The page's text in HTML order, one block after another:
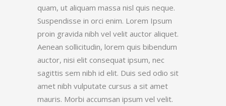
quam, ut aliquam massa nisl quis neque.
Suspendisse in orci enim. Lorem Ipsum
proin gravida nibh vel velit auctor aliquet.
Aenean sollicitudin, lorem quis bibendum
auctor, nisi elit consequat ipsum, nec
sagittis sem nibh id elit. Duis sed odio sit
amet nibh vulputate cursus a sit amet
mauris. Morbi accumsan ipsum vel velit.